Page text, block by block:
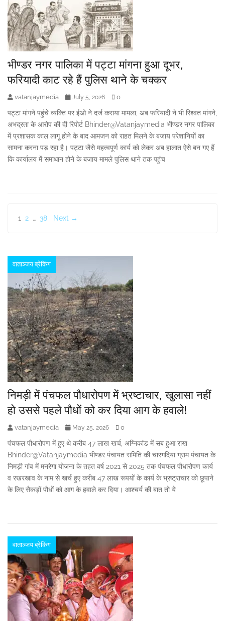
भीण्डर नगर पालिका में पट्टा मांगना हुआ दूभर,
फरियादी काट रहे हैं पुलिस थाने के चक्कर
vatanjaymedia July 5, 2026 0
पट्टा मांगने पहुंचे व्यक्ति पर ईओ ने दर्ज कराया मामला, अब फरियादी ने भी रिश्वत मांगने,
अभद्रता के आरोप की दी रिपोर्ट Bhinder@Vatanjaymedia भीण्डर नगर पालिका
में प्रशासक काल लागू होने के बाद आमजन को राहत मिलने के बजाय परेशानियों का
सामना करना पड़ रहा है। पट्टा जैसे महत्वपूर्ण कार्य को लेकर अब हालात ऐसे बन गए हैं
कि कार्यालय में समाधान होने के बजाय मामले पुलिस थाने तक पहुंच
Posts
1 2 … 38 Next →
वाताञ्जय ब्रेकिंग
निमड़ी में पंचफल पौधारोपण में भ्रष्टाचार, खुलासा नहीं
हो उससे पहले पौधों को कर दिया आग के हवाले!
vatanjaymedia May 25, 2026 0
पंचफल पौधारोपण में हुए थे करीब 47 लाख खर्च, अग्निकांड में सब हुआ राख
Bhinder@Vatanjaymedia भीण्डर पंचायत समिति की चारगदिया ग्राम पंचायत के
निमड़ी गांव में मनरेगा योजना के तहत वर्ष 2021 से 2025 तक पंचफल पौधारोपण कार्य
व रखरखाव के नाम से खर्च हुए करीब 47 लाख रूपयों के कार्य के भ्रष्ट्राचार को छूपाने
के लिए सैकड़ों पौधों को आग के हवाले कर दिया। आश्चर्य की बात तो ये
वाताञ्जय ब्रेकिंग